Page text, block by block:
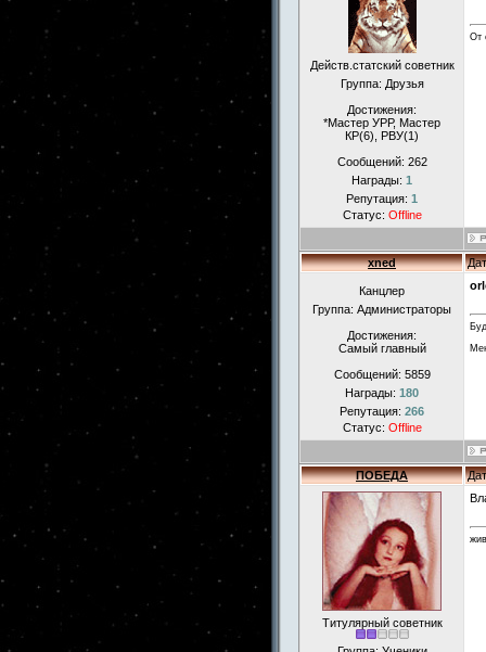
Действ.статский советник
Группа: Друзья
Достижения:
*Мастер УРР, Мастер
КР(6), РВУ(1)
Сообщений: 262
Награды: 1
Репутация: 1
Статус: Offline
От
xned
Канцлер
Группа: Администраторы
Достижения:
Самый главный
Сообщений: 5859
Награды: 180
Репутация: 266
Статус: Offline
ПОБЕДА
Титулярный советник